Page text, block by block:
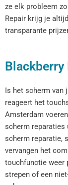
ze elk probleem
Repair krijg je
transparante
Blackberry
Is het scherm van
reageert het
Amsterdam
scherm reparaties
scherm reparatie,
vervangen het
touchfunctie weer
strepen of een